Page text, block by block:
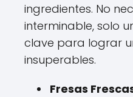
ingredientes. No
interminable, solo
clave para lograr
insuperables.
Fresas